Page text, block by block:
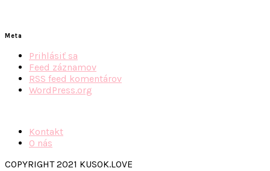
Meta
Prihlásiť sa
Feed záznamov
RSS feed komentárov
WordPress.org
Kontakt
O nás
COPYRIGHT 2021 KUSOK.LOVE